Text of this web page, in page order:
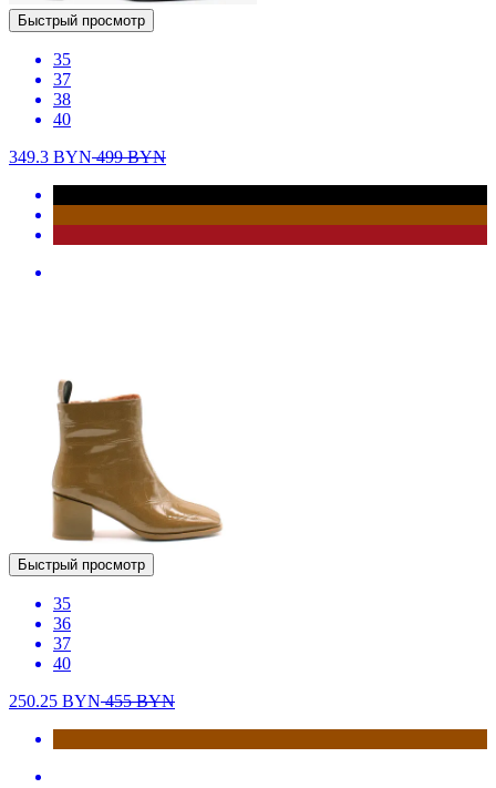
Быстрый просмотр
35
37
38
40
349.3 BYN499BYN
Быстрый просмотр
35
36
37
40
250.25 BYN455BYN